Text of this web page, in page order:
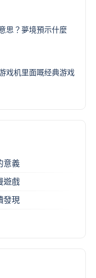
思？夢境預示什麼
戏机里面嘅经典游戏
意義
遊戲
發現